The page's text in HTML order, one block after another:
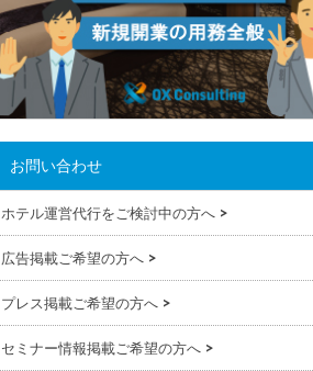
お問い合わせ
ホテル運営代行をご検討中の方へ >
広告掲載ご希望の方へ >
プレス掲載ご希望の方へ >
セミナー情報掲載ご希望の方へ >